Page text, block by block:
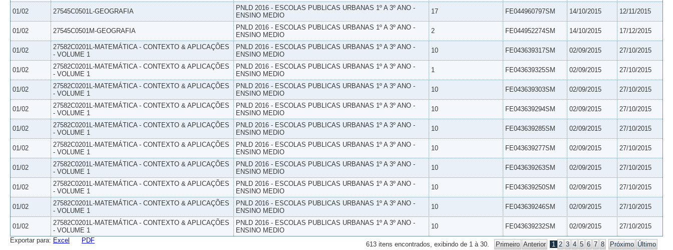
01/02 27545C0501L-GEOGRAFIA
PNLD 2016 - ESCOLAS PUBLICAS URBANAS 1º A 3º ANO -
ENSINO MEDIO
17 FE044960797SM 14/10/2015 12/11/2015
01/02 27545C0501M-GEOGRAFIA
PNLD 2016 - ESCOLAS PUBLICAS URBANAS 1º A 3º ANO -
ENSINO MEDIO
2 FE044952274SM 14/10/2015 17/12/2015
01/02
27582C0201L-MATEMÁTICA - CONTEXTO & APLICAÇÕES
- VOLUME 1
PNLD 2016 - ESCOLAS PUBLICAS URBANAS 1º A 3º ANO -
ENSINO MEDIO
10 FE043639317SM 02/09/2015 27/10/2015
01/02
27582C0201L-MATEMÁTICA - CONTEXTO & APLICAÇÕES
- VOLUME 1
PNLD 2016 - ESCOLAS PUBLICAS URBANAS 1º A 3º ANO -
ENSINO MEDIO
1 FE043639325SM 02/09/2015 27/10/2015
01/02
27582C0201L-MATEMÁTICA - CONTEXTO & APLICAÇÕES
- VOLUME 1
PNLD 2016 - ESCOLAS PUBLICAS URBANAS 1º A 3º ANO -
ENSINO MEDIO
10 FE043639303SM 02/09/2015 27/10/2015
01/02
27582C0201L-MATEMÁTICA - CONTEXTO & APLICAÇÕES
- VOLUME 1
PNLD 2016 - ESCOLAS PUBLICAS URBANAS 1º A 3º ANO -
ENSINO MEDIO
10 FE043639294SM 02/09/2015 27/10/2015
01/02
27582C0201L-MATEMÁTICA - CONTEXTO & APLICAÇÕES
- VOLUME 1
PNLD 2016 - ESCOLAS PUBLICAS URBANAS 1º A 3º ANO -
ENSINO MEDIO
10 FE043639285SM 02/09/2015 27/10/2015
01/02
27582C0201L-MATEMÁTICA - CONTEXTO & APLICAÇÕES
- VOLUME 1
PNLD 2016 - ESCOLAS PUBLICAS URBANAS 1º A 3º ANO -
ENSINO MEDIO
10 FE043639277SM 02/09/2015 27/10/2015
01/02
27582C0201L-MATEMÁTICA - CONTEXTO & APLICAÇÕES
- VOLUME 1
PNLD 2016 - ESCOLAS PUBLICAS URBANAS 1º A 3º ANO -
ENSINO MEDIO
10 FE043639263SM 02/09/2015 27/10/2015
01/02
27582C0201L-MATEMÁTICA - CONTEXTO & APLICAÇÕES
- VOLUME 1
PNLD 2016 - ESCOLAS PUBLICAS URBANAS 1º A 3º ANO -
ENSINO MEDIO
10 FE043639250SM 02/09/2015 27/10/2015
01/02
27582C0201L-MATEMÁTICA - CONTEXTO & APLICAÇÕES
- VOLUME 1
PNLD 2016 - ESCOLAS PUBLICAS URBANAS 1º A 3º ANO -
ENSINO MEDIO
10 FE043639246SM 02/09/2015 27/10/2015
01/02
27582C0201L-MATEMÁTICA - CONTEXTO & APLICAÇÕES
- VOLUME 1
PNLD 2016 - ESCOLAS PUBLICAS URBANAS 1º A 3º ANO -
ENSINO MEDIO
10 FE043639232SM 02/09/2015 27/10/2015
613 itens encontrados, exibindo de 1 à 30. Primeiro Anterior 1 2 3 4 5 6 7 8 Próximo Último
Exportar para: Excel PDF